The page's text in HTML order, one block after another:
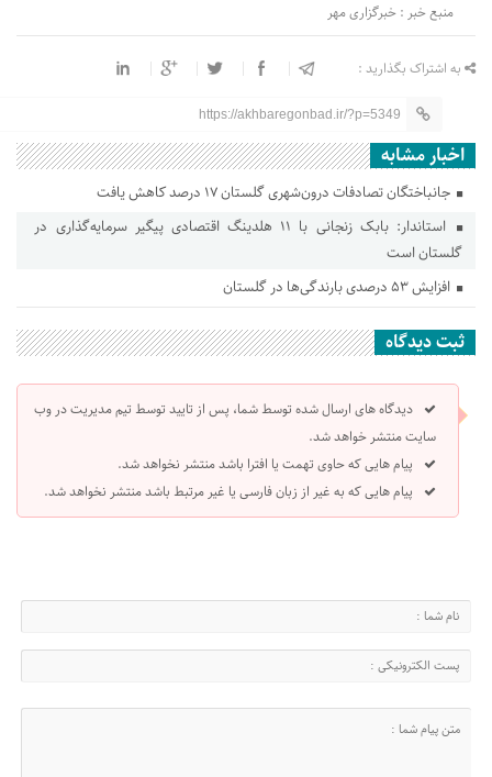
منبع خبر : خبرگزاری مهر
به اشتراک بگذارید :
https://akhbaregonbad.ir/?p=5349
اخبار مشابه
جانباختگان تصادفات درون‌شهری گلستان ۱۷ درصد کاهش یافت
استاندار: بابک زنجانی با ۱۱ هلدینگ اقتصادی پیگیر سرمایه‌گذاری در
گلستان است
افزایش ۵۳ درصدی بارندگی‌ها در گلستان
ثبت دیدگاه
دیدگاه های ارسال شده توسط شما، پس از تایید توسط تیم مدیریت در وب
سایت منتشر خواهد شد.
پیام هایی که حاوی تهمت یا افترا باشد منتشر نخواهد شد.
پیام هایی که به غیر از زبان فارسی یا غیر مرتبط باشد منتشر نخواهد شد.